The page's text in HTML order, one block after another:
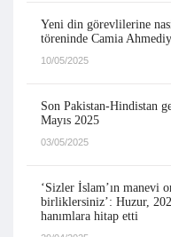
Yeni din görevlilerine
töreninde Camia
10/05/2025
Son Pakistan-Hindistan
Mayıs 2025
03/05/2025
‘Sizler İslam’ın manevi
birliklersiniz’: Huzur,
hanımlara hitap etti